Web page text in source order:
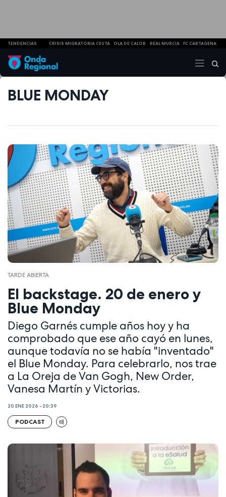
TENDENCIAS CRISIS MIGRATORIA CEUTA OLA DE CALOR REAL MURCIA FC CARTAGENA
BLUE MONDAY
TARDE ABIERTA
El backstage. 20 de enero y
Blue Monday
Diego Garnés cumple años hoy y ha
comprobado que ese año cayó en lunes,
aunque todavía no se había "inventado"
el Blue Monday. Para celebrarlo, nos trae
a La Oreja de Van Gogh, New Order,
Vanesa Martín y Victorias.
20 ENE 2026 - 20:39
PODCAST